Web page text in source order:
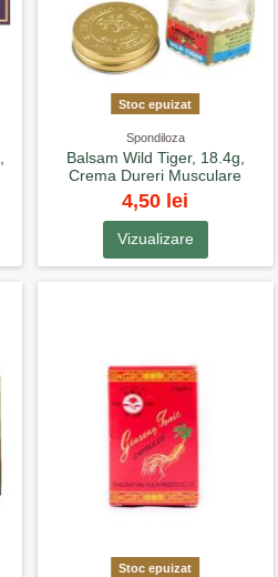
Stoc epuizat
Spondiloza
Balsam Wild Tiger, 18.4g,
Crema Dureri Musculare
4,50 lei
Vizualizare
Stoc epuizat